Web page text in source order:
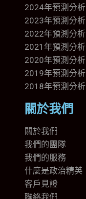
2024年預測分析
2023年預測分析
2022年預測分析
2021年預測分析
2020年預測分析
2019年預測分析
2018年預測分析
關於我們
關於我們
我們的團隊
我們的服務
什麼是政治精英
客戶見證